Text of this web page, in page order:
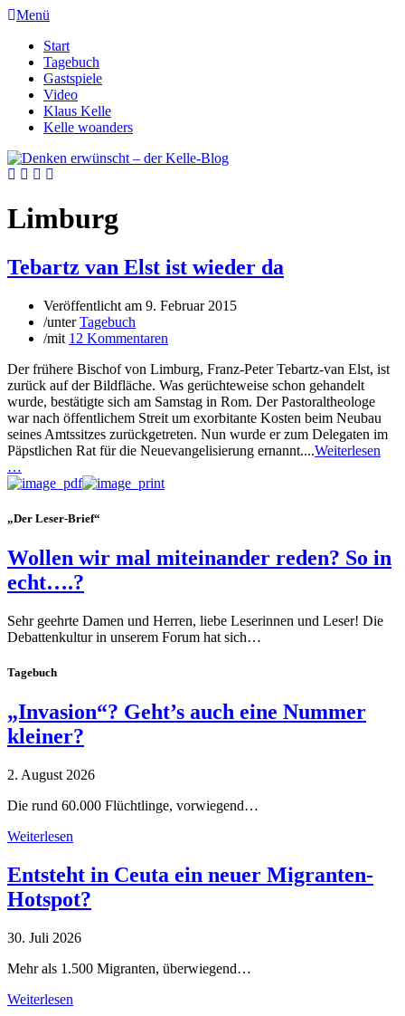
Menü
Start
Tagebuch
Gastspiele
Video
Klaus Kelle
Kelle woanders
Limburg
Tebartz van Elst ist wieder da
Veröffentlicht am 9. Februar 2015
/unterTagebuch
/mit 12 Kommentaren
Der frühere Bischof von Limburg, Franz-Peter Tebartz-van Elst, ist
zurück auf der Bildfläche. Was gerüchteweise schon gehandelt
wurde, bestätigte sich am Samstag in Rom. Der Pastoraltheologe
war nach öffentlichem Streit um exorbitante Kosten beim Neubau
seines Amtssitzes zurückgetreten. Nun wurde er zum Delegaten im
Päpstlichen Rat für die Neuevangelisierung ernannt....Weiterlesen
…
„Der Leser-Brief“
Wollen wir mal miteinander reden? So in
echt….?
Sehr geehrte Damen und Herren, liebe Leserinnen und Leser! Die
Debattenkultur in unserem Forum hat sich…
Tagebuch
„Invasion“? Geht’s auch eine Nummer
kleiner?
2. August 2026
Die rund 60.000 Flüchtlinge, vorwiegend…
Weiterlesen
Entsteht in Ceuta ein neuer Migranten-
Hotspot?
30. Juli 2026
Mehr als 1.500 Migranten, überwiegend…
Weiterlesen